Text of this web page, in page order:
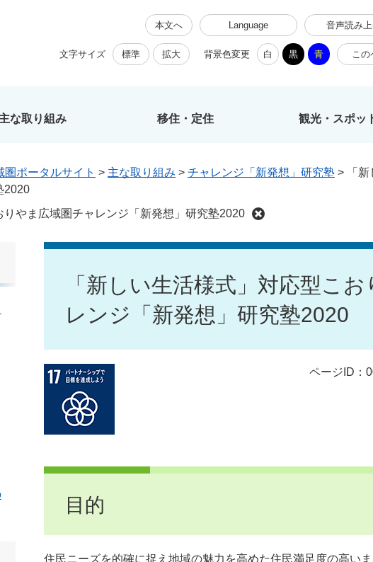
本文へ Language 音声読み
文字サイズ 標準 拡大 背景色変更 白 黒 青 この
主な取り組み 移住・定住 観光・スポッ
圏ポータルサイト > 主な取り組み > チャレンジ「新発想」研究塾 >
「
2020
りやま広域圏チャレンジ「新発想」研究塾2020
本
「新しい生活様式」対応型こ
レンジ「新発想」研究塾2020
ページID：
目的
住民ニーズを的確に捉え地域の魅力を高めた住民満足度の高い